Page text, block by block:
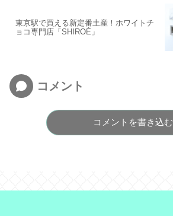
東京駅で買える新定番土産！ホワイトチ
ョコ専門店「SHIROÉ」
コメント
コメントを書き込む